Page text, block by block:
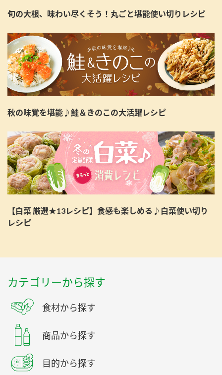
旬の大根、味わい尽くそう！丸ごと堪能使い切りレシピ
秋の味覚を堪能♪鮭＆きのこの大活躍レシピ
【白菜 厳選★13レシピ】食感も楽しめる♪白菜使い切り
レシピ
カテゴリーから探す
食材から探す
商品から探す
目的から探す